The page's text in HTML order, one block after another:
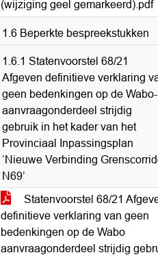
(wijziging geel gemarkeerd).pdf
1.6 Beperkte bespreekstukken
1.6.1 Statenvoorstel 68/21
Afgeven definitieve verklaring
geen bedenkingen op de Wabo-
aanvraagonderdeel strijdig
gebruik in het kader van het
Provinciaal Inpassingsplan
‘Nieuwe Verbinding
N69’
Statenvoorstel 68/21
definitieve verklaring van geen
bedenkingen op de Wabo
aanvraagonderdeel strijdig